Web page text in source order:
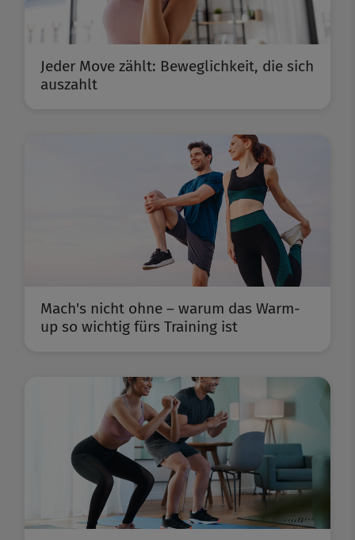
Jeder Move zählt: Beweglichkeit, die sich
auszahlt
Mach's nicht ohne – warum das Warm-
up so wichtig fürs Training ist